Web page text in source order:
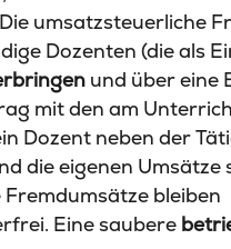
umsatzsteuerliche
Dozenten (die als
und über eine
mit den am
Dozent neben der
die eigenen Umsätze
Fremdumsätze bleiben
Eine saubere